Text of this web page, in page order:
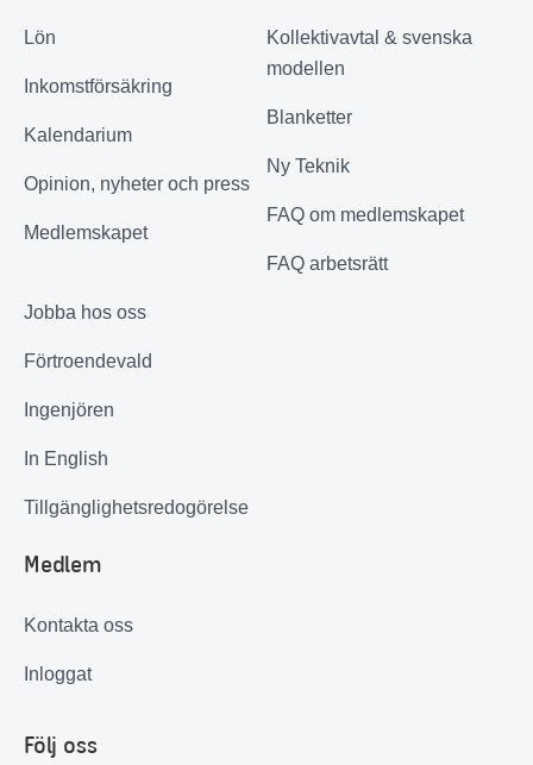
Lön
Inkomstförsäkring
Kalendarium
Opinion, nyheter och press
Medlemskapet
Kollektivavtal & svenska
modellen
Blanketter
Ny Teknik
FAQ om medlemskapet
FAQ arbetsrätt
Jobba hos oss
Förtroendevald
Ingenjören
In English
Tillgänglighetsredogörelse
Medlem
Kontakta oss
Inloggat
Följ oss